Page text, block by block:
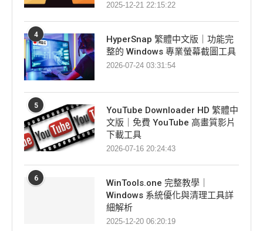
2025-12-21 22:15:22
4
HyperSnap 繁體中文版｜功能完
整的 Windows 專業螢幕截圖工具
2026-07-24 03:31:54
5
YouTube Downloader HD 繁體中
文版｜免費 YouTube 高畫質影片
下載工具
2026-07-16 20:24:43
6
WinTools.one 完整教學｜
Windows 系統優化與清理工具詳
細解析
2025-12-20 06:20:19